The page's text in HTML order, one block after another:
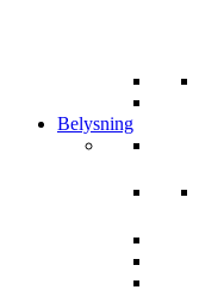
Belysning